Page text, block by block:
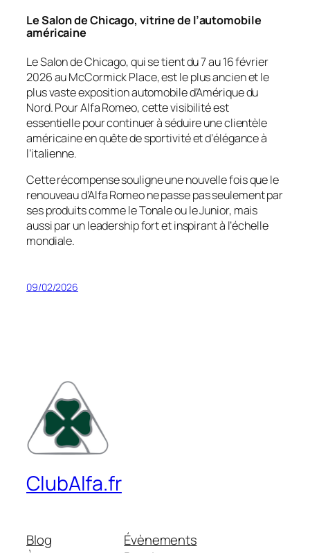
Le Salon de Chicago, vitrine de l’automobile
américaine
Le Salon de Chicago, qui se tient du 7 au 16 février
2026 au McCormick Place, est le plus ancien et le
plus vaste exposition automobile d’Amérique du
Nord. Pour Alfa Romeo, cette visibilité est
essentielle pour continuer à séduire une clientèle
américaine en quête de sportivité et d’élégance à
l’italienne.
Cette récompense souligne une nouvelle fois que le
renouveau d’Alfa Romeo ne passe pas seulement par
ses produits comme le Tonale ou le Junior, mais
aussi par un leadership fort et inspirant à l’échelle
mondiale.
09/02/2026
ClubAlfa.fr
Blog
Évènements